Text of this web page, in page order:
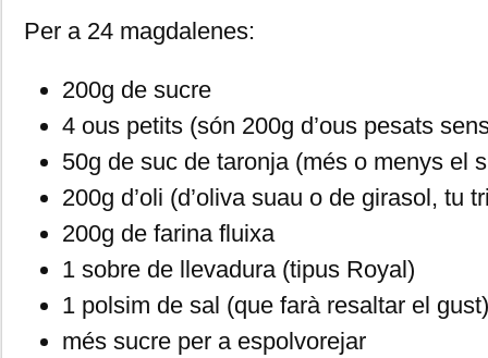
Per a 24 magdalenes:
200g de sucre
4 ous petits (són 200g d’ous pesats
50g de suc de taronja (més o menys el
200g d’oli (d’oliva suau o de girasol, tu
200g de farina fluixa
1 sobre de llevadura (tipus Royal)
1 polsim de sal (que farà resaltar el gust)
més sucre per a espolvorejar